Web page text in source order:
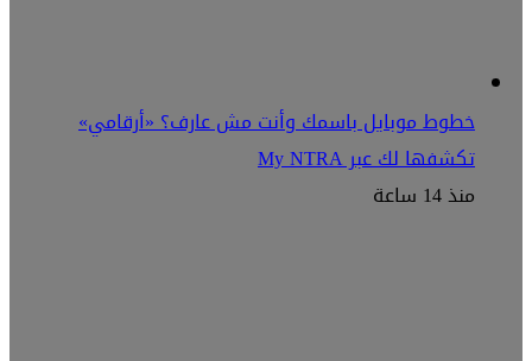
خطوط موبايل باسمك وأنت مش عارف؟ «أرقامي»
تكشفها لك عبر My NTRA
منذ 14 ساعة